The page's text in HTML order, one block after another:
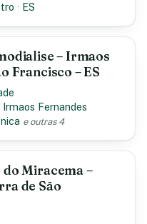
· ES
– Irmaos
Francisco – ES
Irmaos Fernandes
e outras 4
do Miracema –
de São